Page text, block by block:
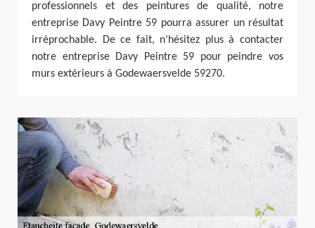
professionnels et des peintures de qualité, notre
entreprise Davy Peintre 59 pourra assurer un résultat
irréprochable. De ce fait, n’hésitez plus à contacter
notre entreprise Davy Peintre 59 pour peindre vos
murs extérieurs à Godewaersvelde 59270.